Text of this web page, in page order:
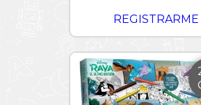
REGISTRARME